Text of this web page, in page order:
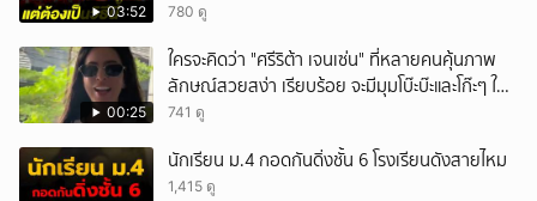
03:52 780 ดู
00:25
ใครจะคิดว่า "ศรีริต้า เจนเซ่น" ที่หลายคนคุ้นภาพ
ลักษณ์สวยสง่า เรียบร้อย จะมีมุมโบ๊ะบ๊ะและโก๊ะๆ ให้
ได้อมยิ้มเหมือนกัน งานนี้ทำเอาแฟนๆ ทั้งเอ็นดูทั้ง
741 ดู
นักเรียน ม.4 กอดกันดิ่งชั้น 6 โรงเรียนดังสายไหม
1,415 ดู